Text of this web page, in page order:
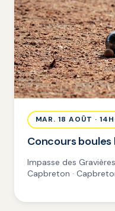
MAR. 18 AOÛT ·
Concours boules
Impasse des
Capbreton ·